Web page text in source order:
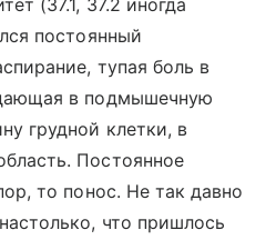
(37.1, 37.2 иногда
постоянный
тупая боль в
в подмышечную
грудной клетки, в
Постоянное
то понос. Не так давно
что пришлось